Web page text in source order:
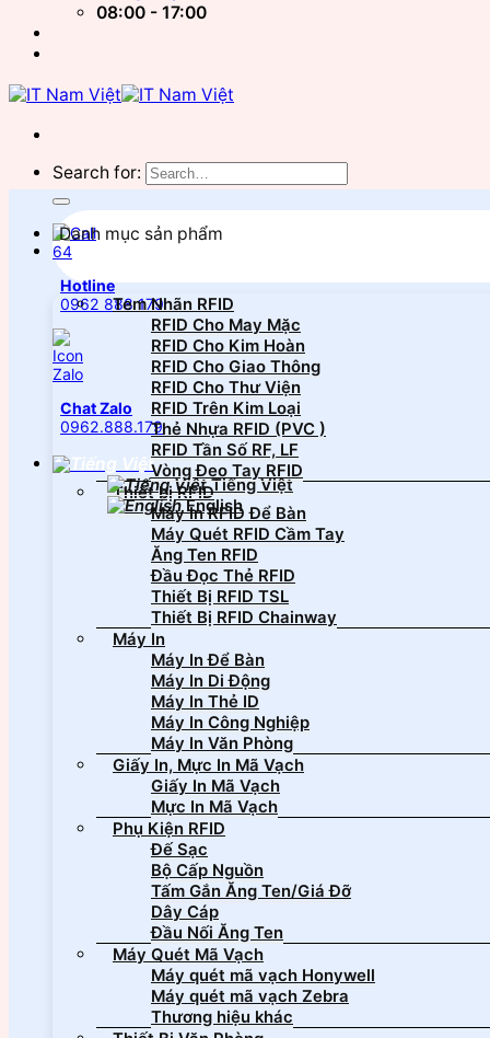
08:00 - 17:00
Search for:
Hotline
0962 888 179
Chat Zalo
0962.888.179
Tiếng Việt
English
Danh mục sản phẩm
Tem Nhãn RFID
RFID Cho May Mặc
RFID Cho Kim Hoàn
RFID Cho Giao Thông
RFID Cho Thư Viện
RFID Trên Kim Loại
Thẻ Nhựa RFID (PVC )
RFID Tần Số RF, LF
Vòng Đeo Tay RFID
Thiết bị RFID
Máy In RFID Để Bàn
Máy Quét RFID Cầm Tay
Ăng Ten RFID
Đầu Đọc Thẻ RFID
Thiết Bị RFID TSL
Thiết Bị RFID Chainway
Máy In
Máy In Để Bàn
Máy In Di Động
Máy In Thẻ ID
Máy In Công Nghiệp
Máy In Văn Phòng
Giấy In, Mực In Mã Vạch
Giấy In Mã Vạch
Mực In Mã Vạch
Phụ Kiện RFID
Đế Sạc
Bộ Cấp Nguồn
Tấm Gắn Ăng Ten/Giá Đỡ
Dây Cáp
Đầu Nối Ăng Ten
Máy Quét Mã Vạch
Máy quét mã vạch Honywell
Máy quét mã vạch Zebra
Thương hiệu khác